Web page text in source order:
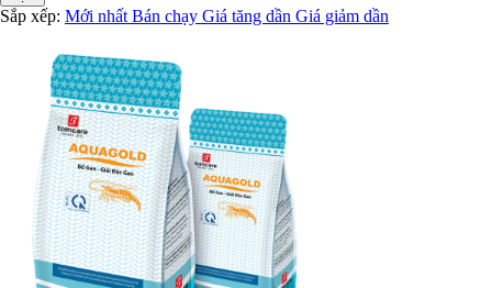
Sắp xếp: Mới nhất Bán chạy Giá tăng dần Giá giảm dần